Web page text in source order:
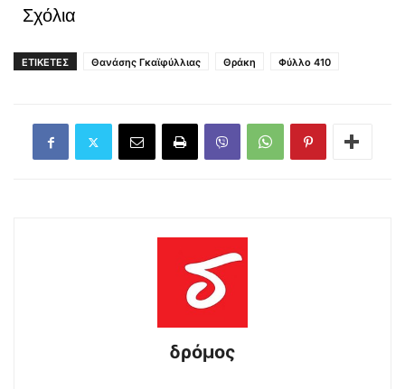
Σχόλια
ΕΤΙΚΕΤΕΣ Θανάσης Γκαϊφύλλιας Θράκη Φύλλο 410
δρόμος